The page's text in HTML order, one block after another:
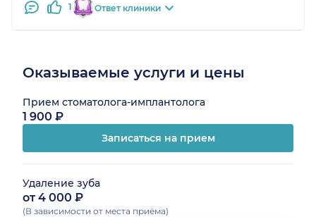
1 Ответ клиники
Оказываемые услуги и цены
Прием стоматолога-имплантолога
1 900 ₽
Записаться на прием
Удаление зуба
от 4 000 ₽
(В зависимости от места приёма)